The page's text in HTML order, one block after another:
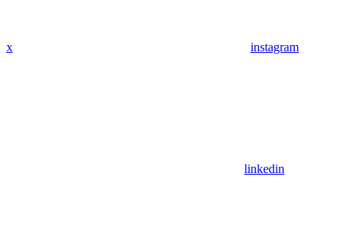
x instagram
linkedin